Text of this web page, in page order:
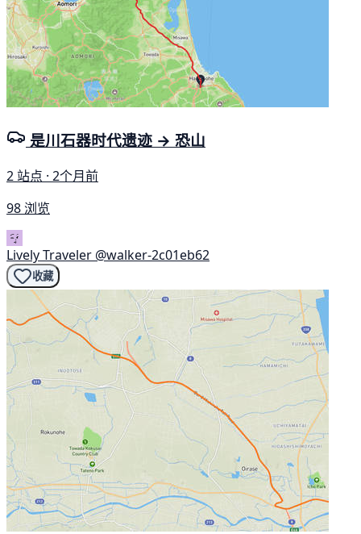
是川石器时代遗迹 → 恐山
2 站点 · 2个月前
98 浏览
Lively Traveler @walker-2c01eb62
收藏